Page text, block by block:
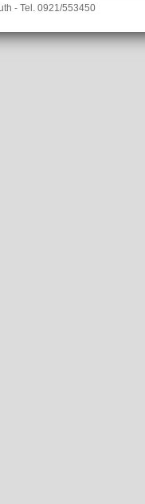
- Tel. 0921/553450